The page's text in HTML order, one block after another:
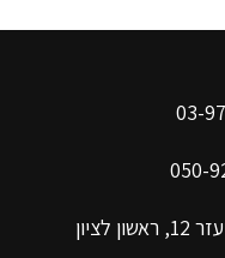
03-
050-
לציון